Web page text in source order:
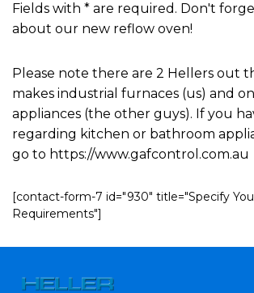
Fields with * are required. Don't
about our new reflow oven!
Please note there are 2 Hellers out
makes industrial furnaces (us) and
appliances (the other guys). If you
regarding kitchen or bathroom
go to https://www.gafcontrol.com.au
[contact-form-7 id="930" title="Specify
Requirements"]